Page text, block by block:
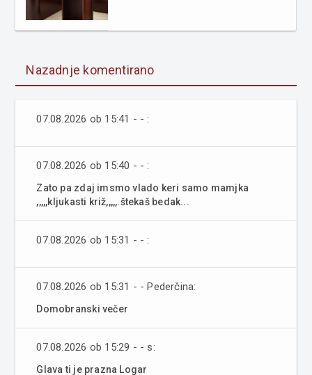
Nazadnje komentirano
07.08.2026 ob 15:41 - - :
07.08.2026 ob 15:40 - - :
Zato pa zdaj imsmo vlado keri samo mamjka
,,,,,kljukasti križ,,,,,.štekaš bedak...
07.08.2026 ob 15:31 - - :
07.08.2026 ob 15:31 - - Pederčina:
Domobranski večer
07.08.2026 ob 15:29 - - s:
Glava ti je prazna Logar